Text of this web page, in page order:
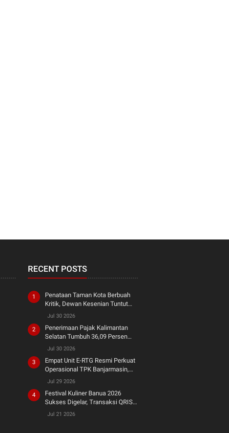
RECENT POSTS
Penataan Taman Kota Berbuah
Kritik, Dewan Kesenian Tuntut
Penghormatan terhadap Warisan
Jul 30 2026
Penerimaan Pajak Kalimantan
Selatan Tumbuh 36,09 Persen
hingga Semester I 2026
Jul 30 2026
Empat Unit E-RTG Resmi Perkuat
Operasional TPK Banjarmasin,
Tingkatkan Produktivitas Bongkar
Jul 29 2026
Festival Kuliner Banua 2026
Sukses Digelar, Transaksi QRIS
Tembus Rp200 Juta
Jul 21 2026